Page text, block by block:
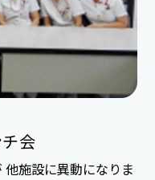
会
施設に異動になりま